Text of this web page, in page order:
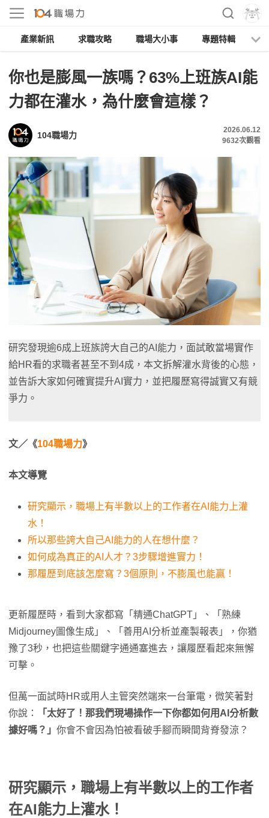
產業新訊 求職攻略 職場大小事 專題特輯
你也是膨風一族嗎？63%上班族AI能
力都在灌水，為什麼會這樣？
104職場力
2026.06.12
9632次觀看
研究發現逾6成上班族誇大自己的AI能力，面試敢當場實作
給HR看的求職者甚至不到4成，本文拆解灌水背後的心態，
並告訴大家如何確實提升AI實力，並把履歷寫得誠實又有競
爭力。
文／《104職場力》
本文導覽
研究顯示，職場上有半數以上的工作者在AI能力上灌
水！
所以那些誇大自己AI能力的人在想什麼？
如何成為真正的AI人才？3步驟增進實力！
那履歷到底該怎麼寫？3個原則，不膨風也能贏！
更新履歷時，看到大家都寫「精通ChatGPT」、「熟練
Midjourney圖像生成」、「善用AI分析並產製報表」，你猶
豫了3秒，也把這些關鍵字通通塞進去，讓履歷看起來無懈
可擊。
但萬一面試時HR或用人主管突然端來一台筆電，微笑著對
你說：
「太好了！那我們現場操作一下你都如何用AI分析數
據好嗎？」 你會不會因為怕被看破手腳而瞬間背脊發涼？
研究顯示，職場上有半數以上的工作者
在AI能力上灌水！